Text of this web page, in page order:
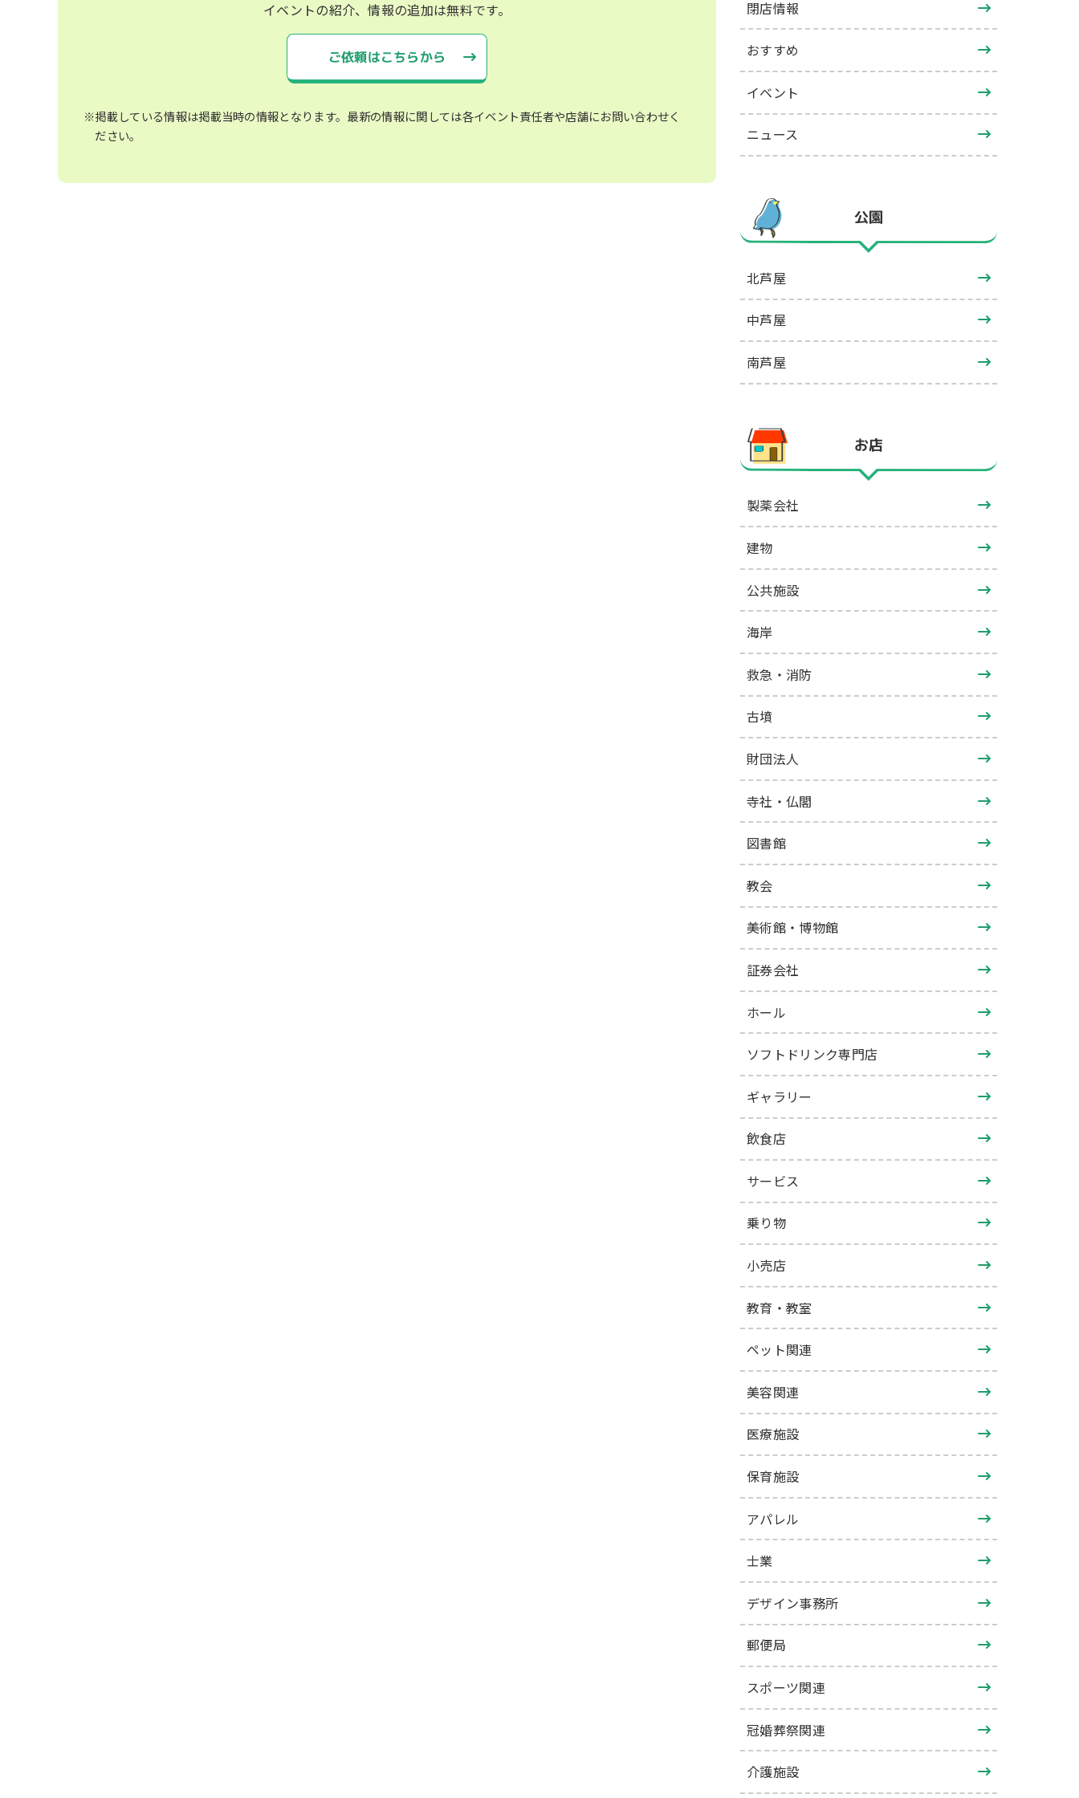
イベントの紹介、情報の追加は無料です。
ご依頼はこちらから
※掲載している情報は掲載当時の情報となります。最新の情報に関しては各イベント責任者や店舗にお問い合わせく
ださい。
閉店情報
おすすめ
イベント
ニュース
公園
北芦屋
中芦屋
南芦屋
お店
製薬会社
建物
公共施設
海岸
救急・消防
古墳
財団法人
寺社・仏閣
図書館
教会
美術館・博物館
証券会社
ホール
ソフトドリンク専門店
ギャラリー
飲食店
サービス
乗り物
小売店
教育・教室
ペット関連
美容関連
医療施設
保育施設
アパレル
士業
デザイン事務所
郵便局
スポーツ関連
冠婚葬祭関連
介護施設